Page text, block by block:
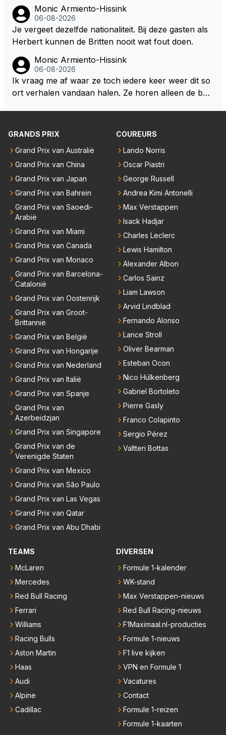
oon. Ieder jaar is er in Hongarije een uitje voor zijn t
eam. Op 28-jarige leeftijd is hij al eigenaar van een su
ccesvol raceteam. Hij is niet alleen speciaal in de aut
Monic Armiento-Hissink
06-08-2026
Je vergeet dezelfde nationaliteit. Bij deze gasten als
Herbert kunnen de Britten nooit wat fout doen.
Monic Armiento-Hissink
06-08-2026
Ik vraag me af waar ze toch iedere keer weer dit so
ort verhalen vandaan halen. Ze horen alleen de boa
emand weet wat er zich afspeelt achter gesloten de
iedereen is vertrokken. Dat er nu een paar jaar acht
er elkaar mensen een andere uitdagingen zoeken of
niet meer in de F1 willen werken is niet zo gek als de
meesten van hen al sinds dat RB hun intrede deed a
anwezig waren. De mensen die nu een aantal van di
e lege plaatsen op gaan vullen hebben ook al jaren
binnen RB gewerkt en zijn voor Max geen vreemde
n meer. Ook andere teams verliezen mensen. Er wo
rdt teveel drama van gemaakt.
GRANDS PRIX
Grand Prix van Australië
Grand Prix van China
Grand Prix van Japan
Grand Prix van Bahrein
Grand Prix van Saoedi-
Arabië
Grand Prix van Miami
Grand Prix van Canada
Grand Prix van Monaco
Grand Prix van Barcelona-
Catalonië
Grand Prix van Oostenrijk
Grand Prix van Groot-
Brittannië
Grand Prix van België
Grand Prix van Hongarije
Grand Prix van Nederland
Grand Prix van Italië
Grand Prix van Spanje
Grand Prix van
Azerbeidzjan
Grand Prix van Singapore
Grand Prix van de
Verenigde Staten
Grand Prix van Mexico
Grand Prix van São Paulo
Grand Prix van Las Vegas
Grand Prix van Qatar
Grand Prix van Abu Dhabi
COUREURS
Lando Norris
Oscar Piastri
George Russell
Andrea Kimi Antonelli
Max Verstappen
Isack Hadjar
Charles Leclerc
Lewis Hamilton
Alexander Albon
Carlos Sainz
Liam Lawson
Arvid Lindblad
Fernando Alonso
Lance Stroll
Oliver Bearman
Esteban Ocon
Nico Hülkenberg
Gabriel Bortoleto
Pierre Gasly
Franco Colapinto
Sergio Pérez
Valtteri Bottas
TEAMS
McLaren
Mercedes
Red Bull Racing
Ferrari
Williams
Racing Bulls
Aston Martin
Haas
Audi
Alpine
Cadillac
DIVERSEN
Formule 1-kalender
WK-stand
Max Verstappen-nieuws
Red Bull Racing-nieuws
F1Maximaal.nl-producties
Formule 1-nieuws
F1 live kijken
VPN en Formule 1
Vacatures
Contact
Formule 1-reizen
Formule 1-kaarten